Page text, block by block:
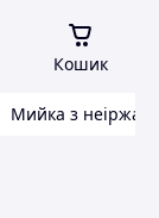
Кошик
Мийка з